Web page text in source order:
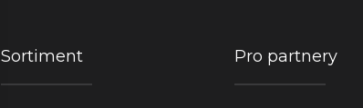
Sortiment Pro partnery